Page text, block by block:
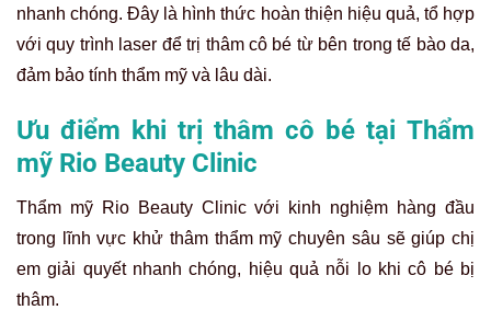
nhanh chóng. Đây là hình thức hoàn thiện hiệu quả, tổ hợp
với quy trình laser để trị thâm cô bé từ bên trong tế bào da,
đảm bảo tính thẩm mỹ và lâu dài.
Ưu điểm khi trị thâm cô bé tại Thẩm
mỹ Rio Beauty Clinic
Thẩm mỹ Rio Beauty Clinic với kinh nghiệm hàng đầu
trong lĩnh vực khử thâm thẩm mỹ chuyên sâu sẽ giúp chị
em giải quyết nhanh chóng, hiệu quả nỗi lo khi cô bé bị
thâm.